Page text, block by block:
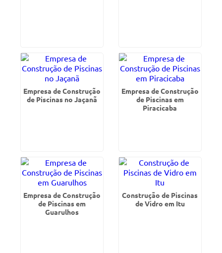
Empresa de Construção
de Piscinas no Jaçanã
Empresa de Construção
de Piscinas em
Piracicaba
Empresa de Construção
de Piscinas em
Guarulhos
Construção de Piscinas
de Vidro em Itu